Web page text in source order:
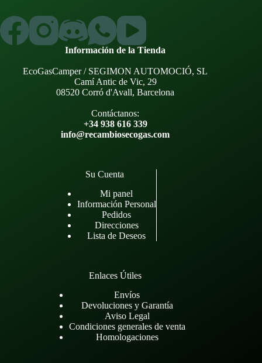
Información de la Tienda
EcoGasCamper / SEGIMON AUTOMOCIÓ, SL
Camí Antic de Vic, 29
08520 Corró d'Avall, Barcelona
Contáctanos:
+34 938 616 339
info@recambiosecogas.com
Su Cuenta
Mi panel
Información Personal
Pedidos
Direcciones
Lista de Deseos
Enlaces Útiles
Envíos
Devoluciones y Garantía
Aviso Legal
Condiciones generales de venta
Homologaciones